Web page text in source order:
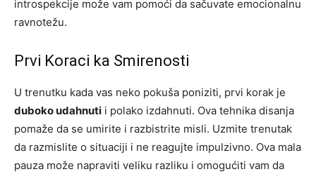
introspekcije može vam pomoći da sačuvate emocionalnu
ravnotežu.
Prvi Koraci ka Smirenosti
U trenutku kada vas neko pokuša poniziti, prvi korak je
duboko udahnuti i polako izdahnuti. Ova tehnika disanja
pomaže da se umirite i razbistrite misli. Uzmite trenutak
da razmislite o situaciji i ne reagujte impulzivno. Ova mala
pauza može napraviti veliku razliku i omogućiti vam da